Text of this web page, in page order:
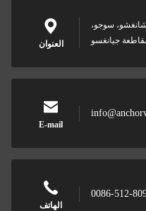
العنوان
تشانغشو، سوجو،
جيانغسو
E-mail
الهاتف
0086-512-